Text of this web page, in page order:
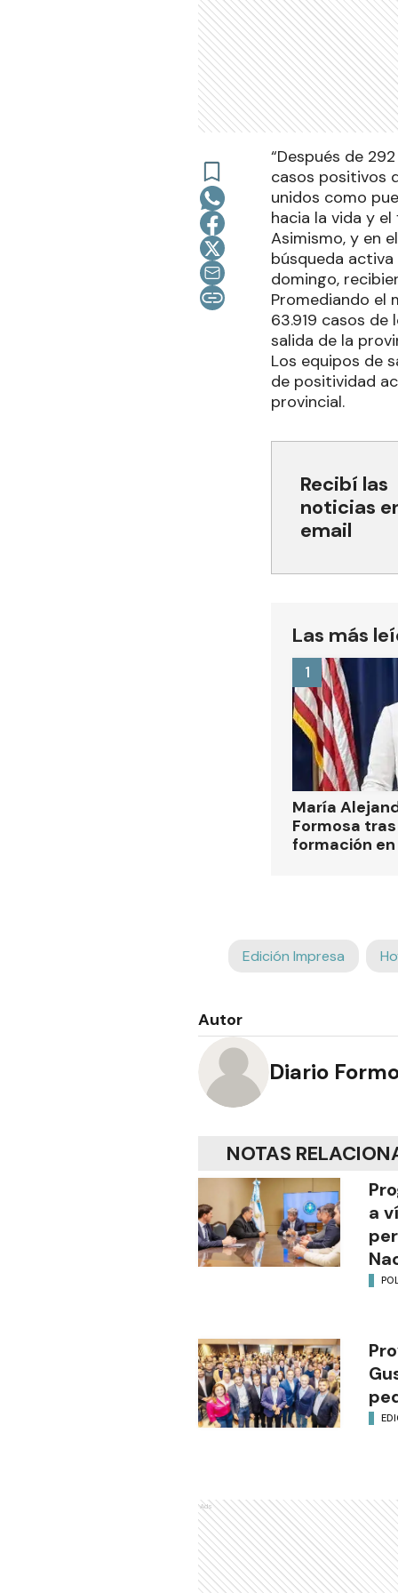
“Después de
casos positivos
unidos como
hacia la vida y
Asimismo, y en
búsqueda
domingo,
Promediando el
63.919 casos
salida de la
Los equipos de
de positividad
provincial.
Recibí las
noticias
email
Las más
María
Formosa
formación
1
Edición Impresa
Autor
Diario
NOTAS
a
Ads